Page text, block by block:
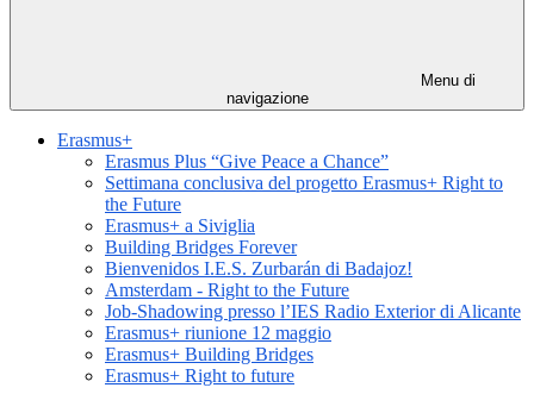
Menu di
navigazione
Erasmus+
Erasmus Plus “Give Peace a Chance”
Settimana conclusiva del progetto Erasmus+ Right to
the Future
Erasmus+ a Siviglia
Building Bridges Forever
Bienvenidos I.E.S. Zurbarán di Badajoz!
Amsterdam - Right to the Future
Job-Shadowing presso l’IES Radio Exterior di Alicante
Erasmus+ riunione 12 maggio
Erasmus+ Building Bridges
Erasmus+ Right to future